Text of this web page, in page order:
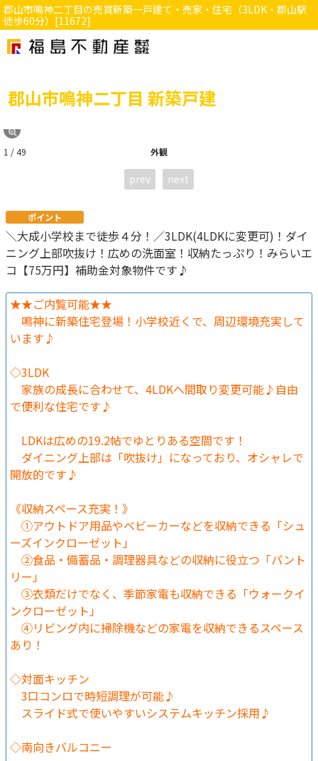
郡山市鳴神二丁目の売買新築一戸建て・売家・住宅（3LDK・郡山駅
徒歩60分）[11672]
郡山市鳴神二丁目 新築戸建
外観
1 / 49
prev next
ポイント
＼大成小学校まで徒歩４分！／3LDK(4LDKに変更可)！ダイ
ニング上部吹抜け！広めの洗面室！収納たっぷり！みらいエ
コ【75万円】補助金対象物件です♪
★★ご内覧可能★★
鳴神に新築住宅登場！小学校近くで、周辺環境充実して
います♪
◇3LDK
家族の成長に合わせて、4LDKへ間取り変更可能♪自由
で便利な住宅です♪
LDKは広めの19.2帖でゆとりある空間です！
ダイニング上部は「吹抜け」になっており、オシャレで
開放的です♪
《収納スペース充実！》
①アウトドア用品やベビーカーなどを収納できる「シュ
ーズインクローゼット」
②食品・備蓄品・調理器具などの収納に役立つ「パント
リー」
③衣類だけでなく、季節家電も収納できる「ウォークイ
ンクローゼット」
④リビング内に掃除機などの家電を収納できるスペース
あり！
◇対面キッチン
3口コンロで時短調理が可能♪
スライド式で使いやすいシステムキッチン採用♪
◇南向きバルコニー